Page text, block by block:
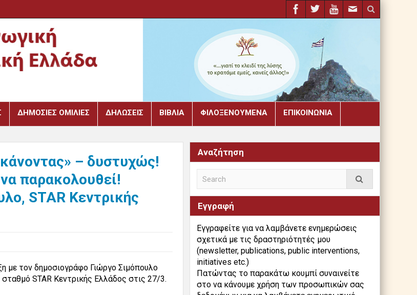
ΔΗΜΌΣΙΕΣ ΟΜΙΛΊΕΣ ΔΗΛΏΣΕΙΣ ΒΙΒΛΙΑ ΦΙΛΟΞΕΝΟΎΜΕΝΑ ΕΠΙΚΟΙΝΩΝΊΑ
– δυστυχώς!
παρακολουθεί!
STAR Κεντρικής
με τον δημοσιογράφο Γιώργο Σιμόπουλο
STAR Κεντρικής Ελλάδος στις 27/3.
Αναζήτηση
Εγγραφή
Εγγραφείτε για να λαμβάνετε ενημερώσεις
σχετικά με τις δραστηριότητές μου
(newsletter, publications, public interventions,
initiatives etc.)
Πατώντας το παρακάτω κουμπί συναινείτε
στο να κάνουμε χρήση των προσωπικών σας